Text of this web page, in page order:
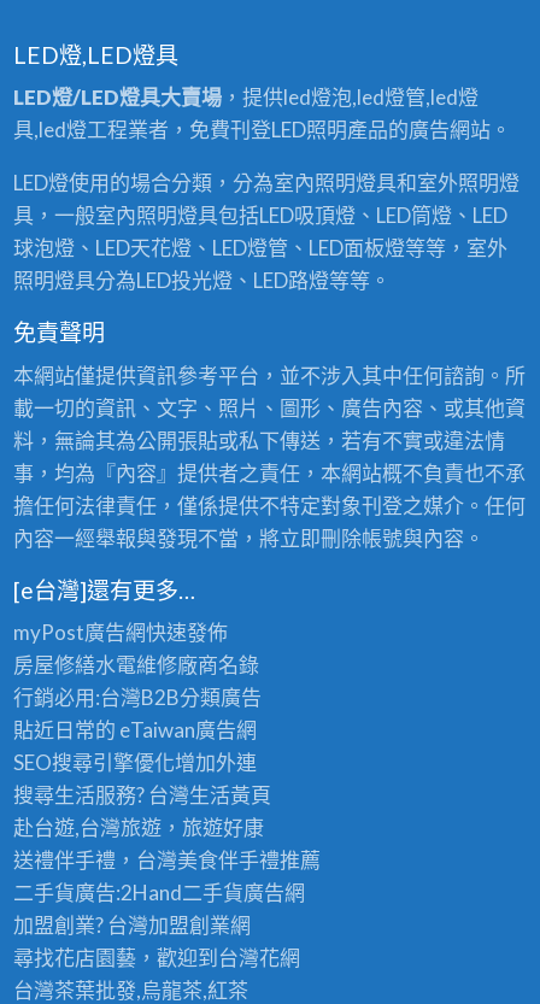
LED燈,LED燈具
LED燈/LED燈具大賣場，提供led燈泡,led燈管,led燈
具,led燈工程業者，免費刊登LED照明產品的廣告網站。
LED燈使用的場合分類，分為室內照明燈具和室外照明燈
具，一般室內照明燈具包括LED吸頂燈、LED筒燈、LED
球泡燈、LED天花燈、LED燈管、LED面板燈等等，室外
照明燈具分為LED投光燈、LED路燈等等。
免責聲明
本網站僅提供資訊參考平台，並不涉入其中任何諮詢。所
載一切的資訊、文字、照片、圖形、廣告內容、或其他資
料，無論其為公開張貼或私下傳送，若有不實或違法情
事，均為『內容』提供者之責任，本網站概不負責也不承
擔任何法律責任，僅係提供不特定對象刊登之媒介。任何
內容一經舉報與發現不當，將立即刪除帳號與內容。
[e台灣]還有更多…
myPost廣告網快速發佈
房屋修繕水電維修廠商名錄
行銷必用:台灣B2B分類廣告
貼近日常的 eTaiwan廣告網
SEO搜尋引擎優化增加外連
搜尋生活服務? 台灣生活黃頁
赴台遊,台灣旅遊，旅遊好康
送禮伴手禮，台灣美食伴手禮推薦
二手貨廣告:2Hand二手貨廣告網
加盟創業? 台灣加盟創業網
尋找花店園藝，歡迎到 台灣花網
台灣茶葉批發,烏龍茶,紅茶